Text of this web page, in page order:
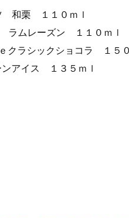
和栗 １１０ｍｌ
ムレーズン １１０ｍｌ
ラシックショコラ １５０
アイス １３５ｍｌ